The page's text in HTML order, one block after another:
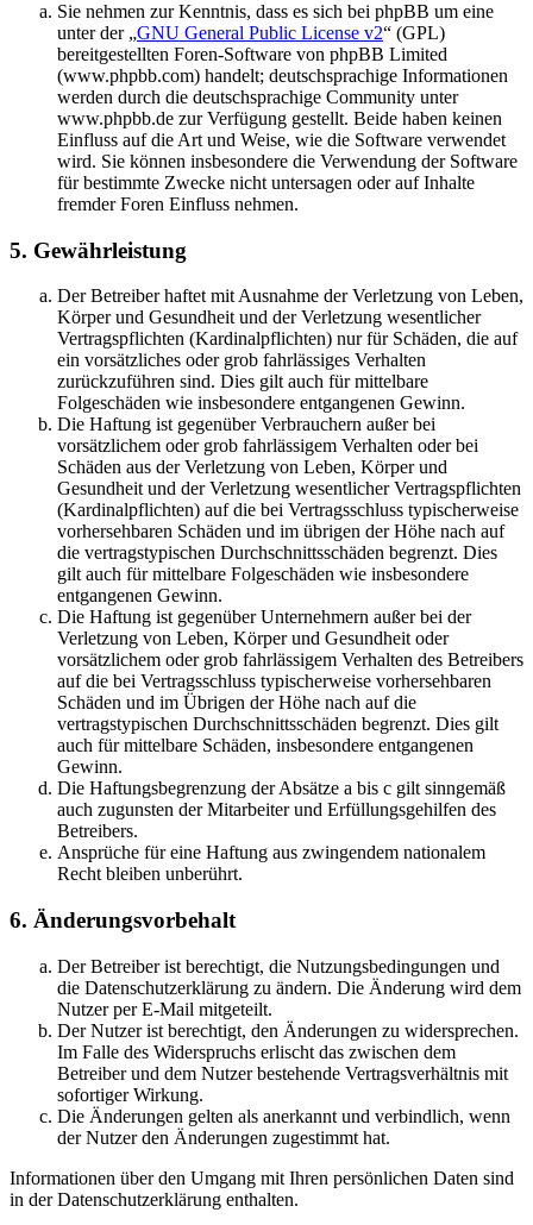
Sie nehmen zur Kenntnis, dass es sich bei phpBB um eine
unter der „GNU General Public License v2“ (GPL)
bereitgestellten Foren-Software von phpBB Limited
(www.phpbb.com) handelt; deutschsprachige Informationen
werden durch die deutschsprachige Community unter
www.phpbb.de zur Verfügung gestellt. Beide haben keinen
Einfluss auf die Art und Weise, wie die Software verwendet
wird. Sie können insbesondere die Verwendung der Software
für bestimmte Zwecke nicht untersagen oder auf Inhalte
fremder Foren Einfluss nehmen.
5. Gewährleistung
Der Betreiber haftet mit Ausnahme der Verletzung von Leben,
Körper und Gesundheit und der Verletzung wesentlicher
Vertragspflichten (Kardinalpflichten) nur für Schäden, die auf
ein vorsätzliches oder grob fahrlässiges Verhalten
zurückzuführen sind. Dies gilt auch für mittelbare
Folgeschäden wie insbesondere entgangenen Gewinn.
Die Haftung ist gegenüber Verbrauchern außer bei
vorsätzlichem oder grob fahrlässigem Verhalten oder bei
Schäden aus der Verletzung von Leben, Körper und
Gesundheit und der Verletzung wesentlicher Vertragspflichten
(Kardinalpflichten) auf die bei Vertragsschluss typischerweise
vorhersehbaren Schäden und im übrigen der Höhe nach auf
die vertragstypischen Durchschnittsschäden begrenzt. Dies
gilt auch für mittelbare Folgeschäden wie insbesondere
entgangenen Gewinn.
Die Haftung ist gegenüber Unternehmern außer bei der
Verletzung von Leben, Körper und Gesundheit oder
vorsätzlichem oder grob fahrlässigem Verhalten des Betreibers
auf die bei Vertragsschluss typischerweise vorhersehbaren
Schäden und im Übrigen der Höhe nach auf die
vertragstypischen Durchschnittsschäden begrenzt. Dies gilt
auch für mittelbare Schäden, insbesondere entgangenen
Gewinn.
Die Haftungsbegrenzung der Absätze a bis c gilt sinngemäß
auch zugunsten der Mitarbeiter und Erfüllungsgehilfen des
Betreibers.
Ansprüche für eine Haftung aus zwingendem nationalem
Recht bleiben unberührt.
6. Änderungsvorbehalt
Der Betreiber ist berechtigt, die Nutzungsbedingungen und
die Datenschutzerklärung zu ändern. Die Änderung wird dem
Nutzer per E-Mail mitgeteilt.
Der Nutzer ist berechtigt, den Änderungen zu widersprechen.
Im Falle des Widerspruchs erlischt das zwischen dem
Betreiber und dem Nutzer bestehende Vertragsverhältnis mit
sofortiger Wirkung.
Die Änderungen gelten als anerkannt und verbindlich, wenn
der Nutzer den Änderungen zugestimmt hat.
Informationen über den Umgang mit Ihren persönlichen Daten sind
in der Datenschutzerklärung enthalten.